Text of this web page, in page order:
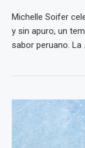
Michelle Soifer
y sin apuro, un
sabor peruano. La